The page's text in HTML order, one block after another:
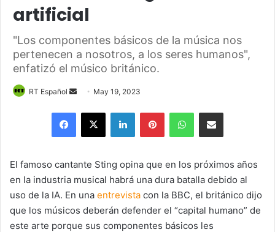
artificial
"Los componentes básicos de la música nos
pertenecen a nosotros, a los seres humanos",
enfatizó el músico británico.
RT Español
Send
email
May 19, 2023
Facebook
X LinkedInPinterestWhatsAppShare via Email
El famoso cantante Sting opina que en los próximos años
en la industria musical habrá una dura batalla debido al
uso de la IA. En una entrevista con la BBC, el británico dijo
que los músicos deberán defender el “capital humano” de
este arte porque sus componentes básicos les